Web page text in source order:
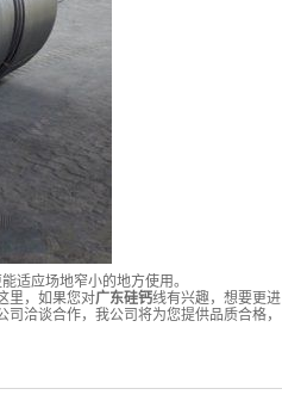
适应场地窄小的地方使用。
里，如果您对广东硅钙线有兴趣，想要更进
洽谈合作，我公司将为您提供品质合格，